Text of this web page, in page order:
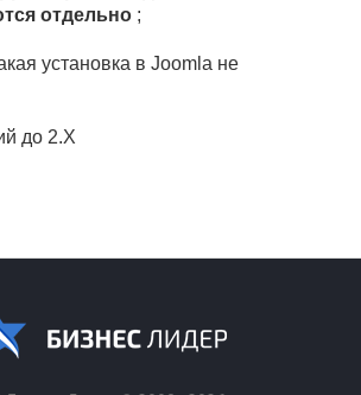
отдельно ;
установка в Joomla не
до 2.X